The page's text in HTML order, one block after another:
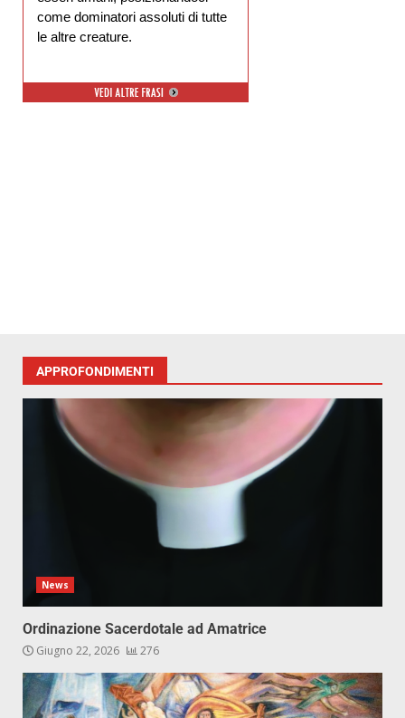
come dominatori assoluti di tutte
le altre creature.
APPROFONDIMENTI
News
Ordinazione Sacerdotale ad Amatrice
Giugno 22, 2026 276